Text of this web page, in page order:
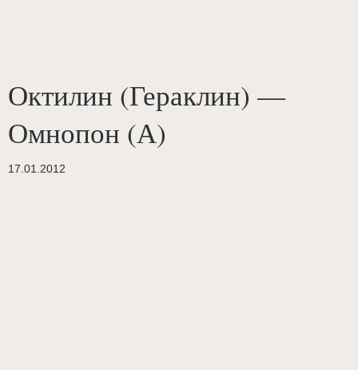
Октилин (Гераклин) —
Омнопон (А)
17.01.2012